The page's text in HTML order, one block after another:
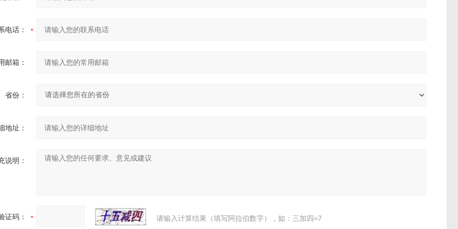
电话：
邮箱：
省份：
地址：
说明：
证码： 请输入计算结果（填写阿拉伯数字），如：三加四=7